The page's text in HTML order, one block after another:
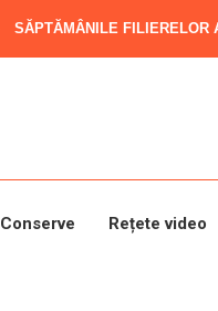
SĂPTĂMÂNILE FILIERELOR
Conserve Rețete video